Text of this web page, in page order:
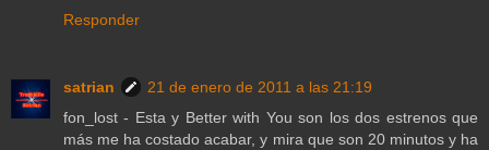
Responder
satrian
21 de enero de 2011 a las 21:19
fon_lost - Esta y Better with You son los dos estrenos que
más me ha costado acabar, y mira que son 20 minutos y ha